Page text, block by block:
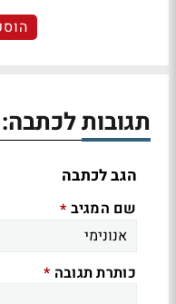
תגובות לכתבה:
הגב לכתבה
שם המגיב *
כותרת תגובה *